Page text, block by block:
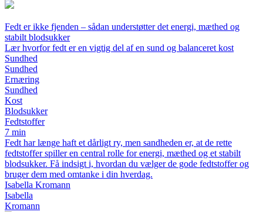
Fedt er ikke fjenden – sådan understøtter det energi, mæthed og
stabilt blodsukker
Lær hvorfor fedt er en vigtig del af en sund og balanceret kost
Sundhed
Sundhed
Ernæring
Sundhed
Kost
Blodsukker
Fedtstoffer
7 min
Fedt har længe haft et dårligt ry, men sandheden er, at de rette
fedtstoffer spiller en central rolle for energi, mæthed og et stabilt
blodsukker. Få indsigt i, hvordan du vælger de gode fedtstoffer og
bruger dem med omtanke i din hverdag.
Isabella Kromann
Isabella
Kromann